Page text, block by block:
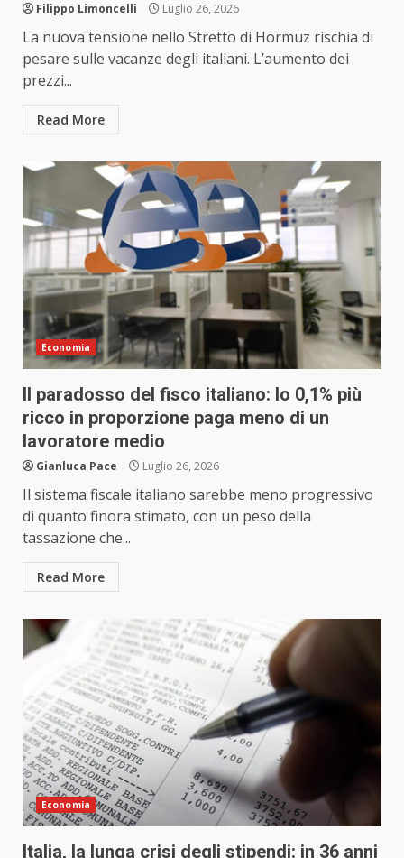
Filippo Limoncelli Luglio 26, 2026
La nuova tensione nello Stretto di Hormuz rischia di
pesare sulle vacanze degli italiani. L’aumento dei
prezzi...
Read More
Economia
Il paradosso del fisco italiano: lo 0,1% più
ricco in proporzione paga meno di un
lavoratore medio
Gianluca Pace Luglio 26, 2026
Il sistema fiscale italiano sarebbe meno progressivo
di quanto finora stimato, con un peso della
tassazione che...
Read More
Economia
Italia, la lunga crisi degli stipendi: in 36 anni